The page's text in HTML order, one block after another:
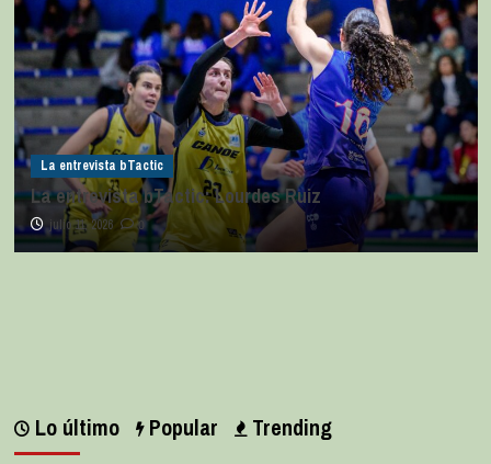
La entrevista bTactic
La entrevista bTactic: Lourdes Ruiz
julio 11, 2026 0
Lo último Popular Trending